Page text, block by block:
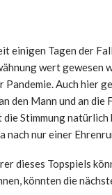
einigen Tagen der
wert
Pandemie. Auch hier
den Mann und an die
Stimmung
nach nur einer
dieses Topspiels
könnten die